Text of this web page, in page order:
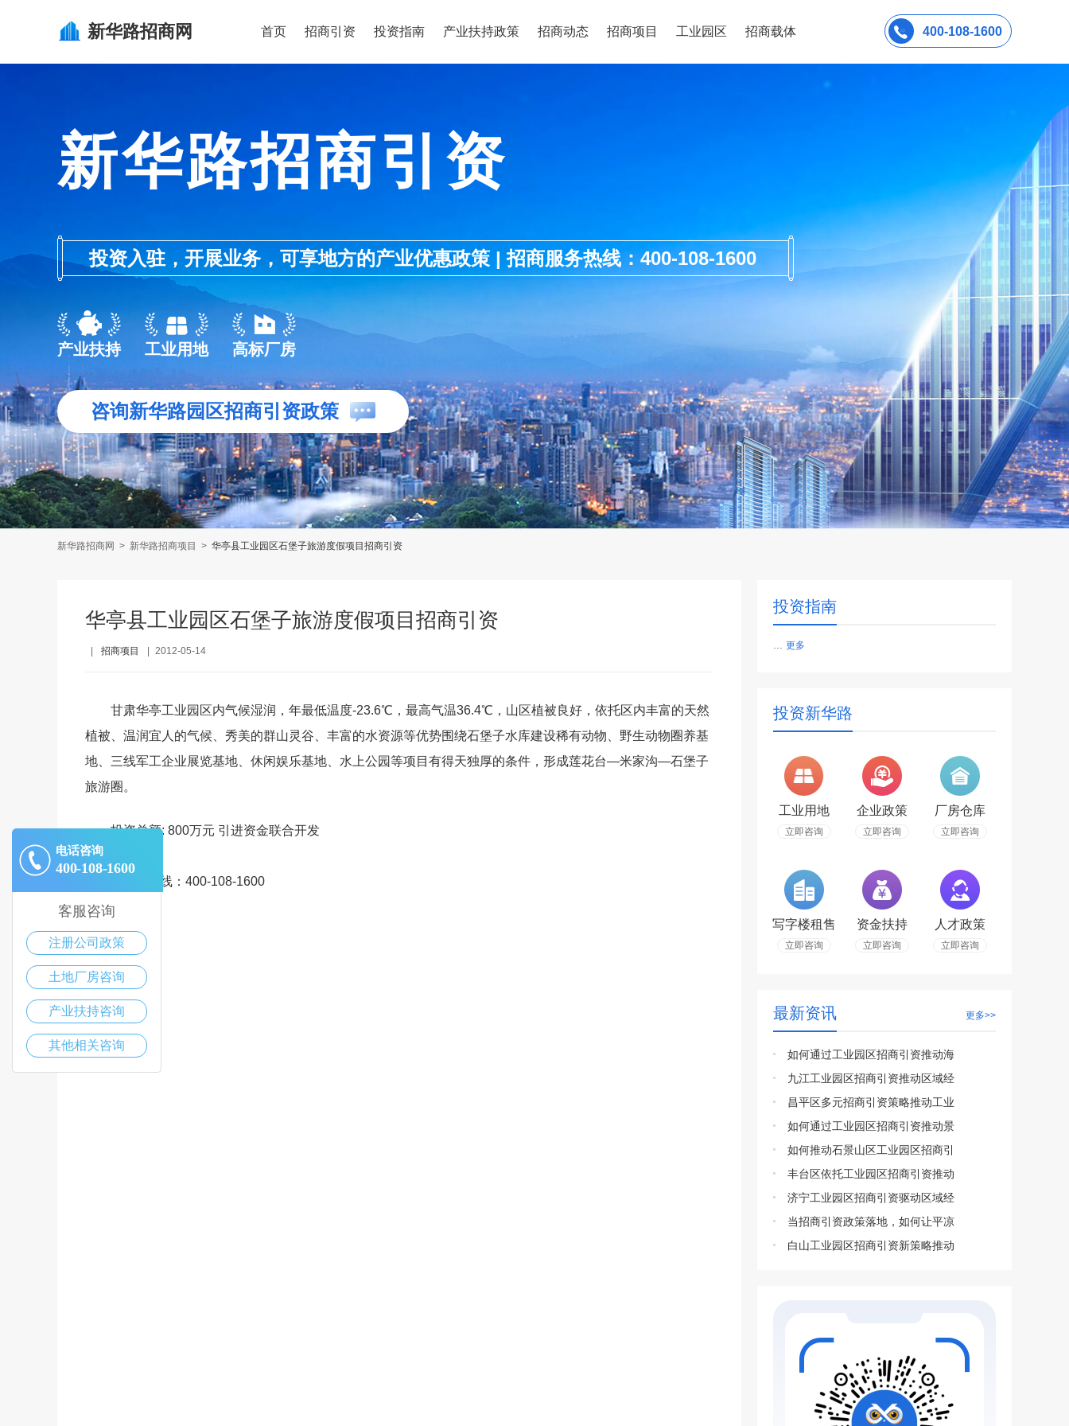
新华路招商网 首页 招商引资 投资指南 产业扶持政策 招商动态 招商项目 工业园区 招商载体 400-108-1600
新华路招商引资
投资入驻，开展业务，可享地方的产业优惠政策 | 招商服务热线：400-108-1600
产业扶持 工业用地 高标厂房
咨询新华路园区招商引资政策
新华路招商网 > 新华路招商项目 > 华亭县工业园区石堡子旅游度假项目招商引资
华亭县工业园区石堡子旅游度假项目招商引资
招商项目 2012-05-14
甘肃华亭工业园区内气候湿润，年最低温度-23.6℃，最高气温36.4℃，山区植被良好，依托区内丰富的天然
植被、温润宜人的气候、秀美的群山灵谷、丰富的水资源等优势围绕石堡子水库建设稀有动物、野生动物圈养基
地、三线军工企业展览基地、休闲娱乐基地、水上公园等项目有得天独厚的条件，形成莲花台—米家沟—石堡子
旅游圈。
投资总额: 800万元 引进资金联合开发
招商热线：400-108-1600
投资指南
更多
投资新华路
工业用地
立即咨询
企业政策
立即咨询
厂房仓库
立即咨询
写字楼租售
立即咨询
资金扶持
立即咨询
人才政策
立即咨询
最新资讯 更多>>
如何通过工业园区招商引资推动海
九江工业园区招商引资推动区域经
昌平区多元招商引资策略推动工业
如何通过工业园区招商引资推动景
如何推动石景山区工业园区招商引
丰台区依托工业园区招商引资推动
济宁工业园区招商引资驱动区域经
当招商引资政策落地，如何让平凉
白山工业园区招商引资新策略推动
电话咨询
400-108-1600
客服咨询
注册公司政策
土地厂房咨询
产业扶持咨询
其他相关咨询